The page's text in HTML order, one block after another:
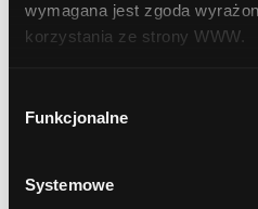
wymagana jest zgoda
korzystania ze strony WWW.
formy korzystania z plików
zgody
Funkcjonalne
Systemowe
10
Miasta)